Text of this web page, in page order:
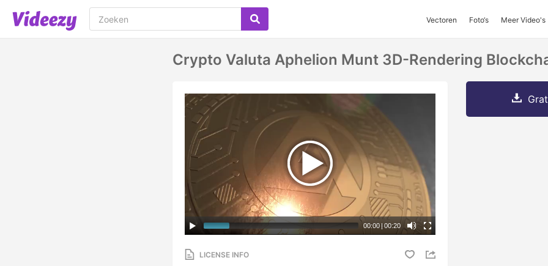
Vectoren Foto‘s Meer Video's
Crypto Valuta Aphelion Munt 3D-Rendering
00:00 | 00:20
LICENSE INFO